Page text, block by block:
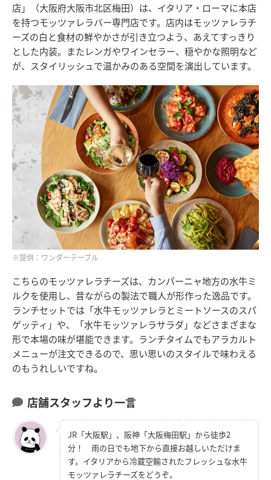
店」（大阪府大阪市北区梅田）は、イタリア・ローマに本店
を持つモッツァレラバー専門店です。店内はモッツァレラチ
ーズの白と食材の鮮やかさが引き立つよう、あえてすっきり
とした内装。またレンガやワインセラー、穏やかな照明など
が、スタイリッシュで温かみのある空間を演出しています。
※提供：ワンダーテーブル
こちらのモッツァレラチーズは、カンパーニャ地方の水牛ミ
ルクを使用し、昔ながらの製法で職人が形作った逸品です。
ランチセットでは「水牛モッツァレラとミートソースのスパ
ゲッティ」や、「水牛モッツァレラサラダ」などさまざまな
形で本場の味が堪能できます。ランチタイムでもアラカルト
メニューが注文できるので、思い思いのスタイルで味わえる
のもうれしいですね。
店舗スタッフより一言
JR「大阪駅」、阪神「大阪梅田駅」から徒歩2
分！ 雨の日でも地下から直接お越しいただけま
す。イタリアから冷蔵空輸されたフレッシュな水牛
モッツァレラチーズをどうぞ。